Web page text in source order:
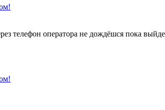
телефон оператора не дождёшся пока